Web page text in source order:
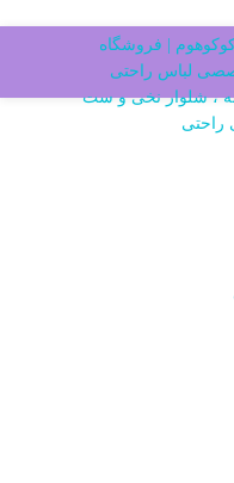
هم ثبت بفرماید کلیک کنید